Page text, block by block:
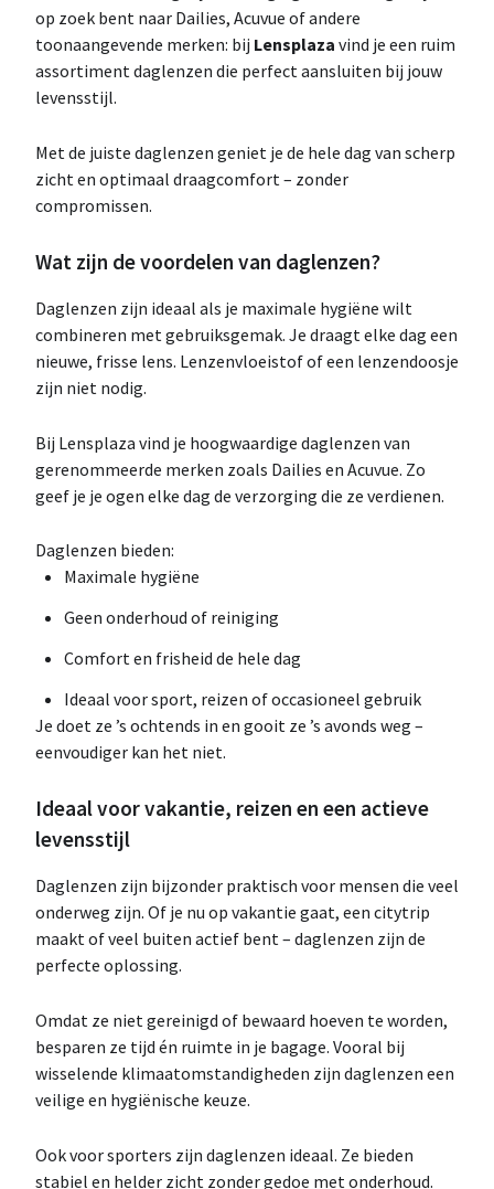
op zoek bent naar Dailies, Acuvue of andere
toonaangevende merken: bij Lensplaza vind je een ruim
assortiment daglenzen die perfect aansluiten bij jouw
levensstijl.
Met de juiste daglenzen geniet je de hele dag van scherp
zicht en optimaal draagcomfort – zonder
compromissen.
Wat zijn de voordelen van daglenzen?
Daglenzen zijn ideaal als je maximale hygiëne wilt
combineren met gebruiksgemak. Je draagt elke dag een
nieuwe, frisse lens. Lenzenvloeistof of een lenzendoosje
zijn niet nodig.
Bij Lensplaza vind je hoogwaardige daglenzen van
gerenommeerde merken zoals Dailies en Acuvue. Zo
geef je je ogen elke dag de verzorging die ze verdienen.
Daglenzen bieden:
Maximale hygiëne
Geen onderhoud of reiniging
Comfort en frisheid de hele dag
Ideaal voor sport, reizen of occasioneel gebruik
Je doet ze ’s ochtends in en gooit ze ’s avonds weg –
eenvoudiger kan het niet.
Ideaal voor vakantie, reizen en een actieve
levensstijl
Daglenzen zijn bijzonder praktisch voor mensen die veel
onderweg zijn. Of je nu op vakantie gaat, een citytrip
maakt of veel buiten actief bent – daglenzen zijn de
perfecte oplossing.
Omdat ze niet gereinigd of bewaard hoeven te worden,
besparen ze tijd én ruimte in je bagage. Vooral bij
wisselende klimaatomstandigheden zijn daglenzen een
veilige en hygiënische keuze.
Ook voor sporters zijn daglenzen ideaal. Ze bieden
stabiel en helder zicht zonder gedoe met onderhoud.